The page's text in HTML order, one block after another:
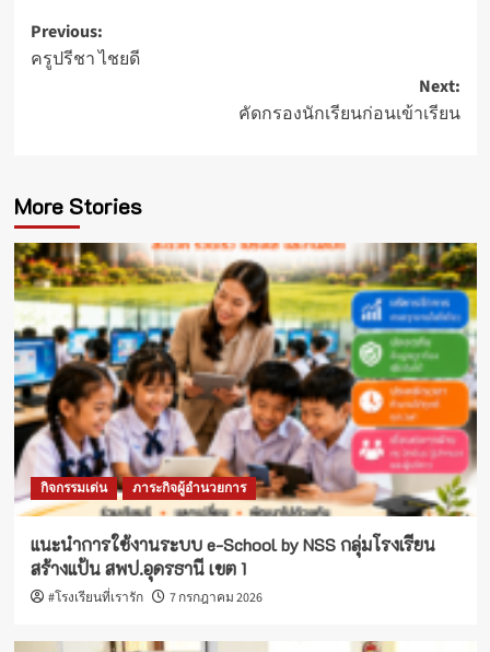
Post
navigation
Previous:
ครูปรีชา ไชยดี
Next:
คัดกรองนักเรียนก่อนเข้าเรียน
More Stories
กิจกรรมเด่น ภาระกิจผู้อำนวยการ
แนะนำการใช้งานระบบ e-School by NSS กลุ่มโรงเรียน
สร้างแป้น สพป.อุดรธานี เขต 1
#โรงเรียนที่เรารัก 7 กรกฎาคม 2026